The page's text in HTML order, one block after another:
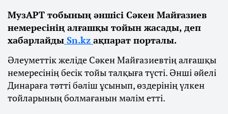
МузАРТ тобының әншісі Сәкен Майғазиев
немересінің алғашқы тойын жасады, деп
хабарлайды Sn.kz ақпарат порталы.
Әлеуметтік желіде Сәкен Майғазиевтің алғашқы
немересінің бесік тойы талқыға түсті. Әнші әйелі
Динараға тәтті бәліш ұсынып, өздерінің үлкен
тойларының болмағанын мәлім етті.